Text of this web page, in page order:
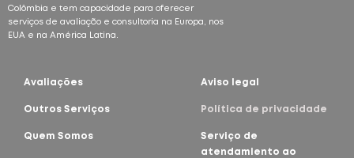
Colômbia e tem capacidade para oferecer
serviços de avaliação e consultoria na Europa, nos
EUA e na América Latina.
Avaliações
Outros Serviços
Quem Somos
Aviso legal
Política de privacidade
Serviço de
atendamiento ao